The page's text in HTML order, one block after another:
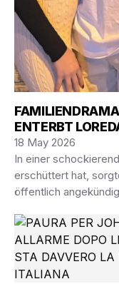
ENTERBT
PLATZ EIN?
18 May 2026
In einer
erschüttert hat,
öffentlich